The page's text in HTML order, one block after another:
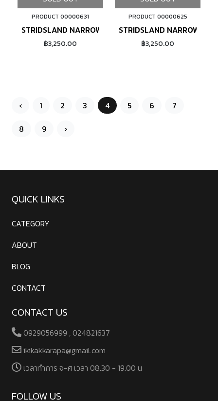
PRODUCT 00000631
STRIDSLAND NARROW WIDE CHAINRING (GOLD)
฿3,250.00
PRODUCT 00000625
STRIDSLAND NARROW
฿3,250.00
‹ 1 2 3 4 5 6
7
8
9 ›
QUICK LINKS
CATEGORY
ABOUT
BLOG
CONTACT
CONTACT US
0929056999 , 024821637
ikikakkarapa@gmail.com
เวลาทําการ จ-ศ เวลา 08.30 - 19.00 น
FOLLOW US